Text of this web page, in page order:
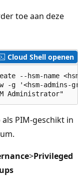
toe aan deze
Cloud Shell openen
--hsm-name
-g '<hsm-admins-
PIM-geschikt in
>Privileged